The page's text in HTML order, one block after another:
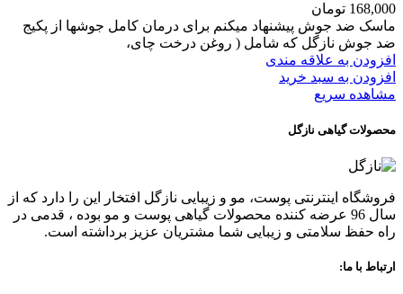
168,000 تومان
ماسک ضد جوش پیشنهاد میکنم برای درمان کامل جوشها از پکیج
ضد جوش نازگل که شامل ( روغن درخت چای،
افزودن به علاقه مندی
افزودن به سبد خرید
مشاهده سریع
محصولات گیاهی نازگل
فروشگاه اینترنتی پوست، مو و زیبایی نازگل افتخار این را دارد که از
سال 96 عرضه کننده محصولات گیاهی پوست و مو بوده ، قدمی در
راه حفظ سلامتی و زیبایی شما مشتریان عزیز برداشته است.
ارتباط با ما: